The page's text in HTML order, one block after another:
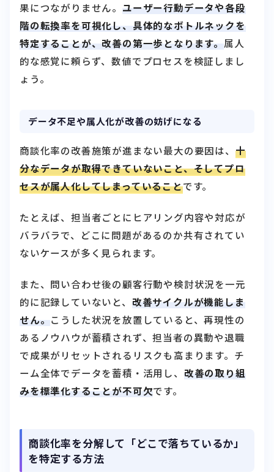
果につながりません。 ユーザー行動データや各段
階の転換率を可視化し、具体的なボトルネックを
特定することが、改善の第一歩となります。 属人
的な感覚に頼らず、数値でプロセスを検証しまし
ょう。
データ不足や属人化が改善の妨げになる
商談化率の改善施策が進まない最大の要因は、 十
分なデータが取得できていないこと、そしてプロ
セスが属人化してしまっていることです。
たとえば、担当者ごとにヒアリング内容や対応が
バラバラで、どこに問題があるのか共有されてい
ないケースが多く見られます。
また、問い合わせ後の顧客行動や検討状況を一元
的に記録していないと、 改善サイクルが機能しま
せん。 こうした状況を放置していると、再現性の
あるノウハウが蓄積されず、担当者の異動や退職
で成果がリセットされるリスクも高まります。チ
ーム全体でデータを蓄積・活用し、 改善の取り組
みを標準化することが不可欠です。
商談化率を分解して「どこで落ちているか」
を特定する方法